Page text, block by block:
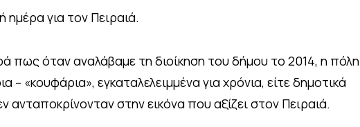
ημέρα για τον Πειραιά.
πως όταν αναλάβαμε τη διοίκηση του δήμου το 2014, η πόλη
– «κουφάρια», εγκαταλελειμμένα για χρόνια, είτε δημοτικά
ανταποκρίνονταν στην εικόνα που αξίζει στον Πειραιά.